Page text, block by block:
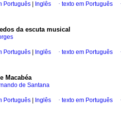
Português Inglês · texto em Português
da escuta musical
Português Inglês · texto em Português
Macabéa
de Santana
Português Inglês · texto em Português